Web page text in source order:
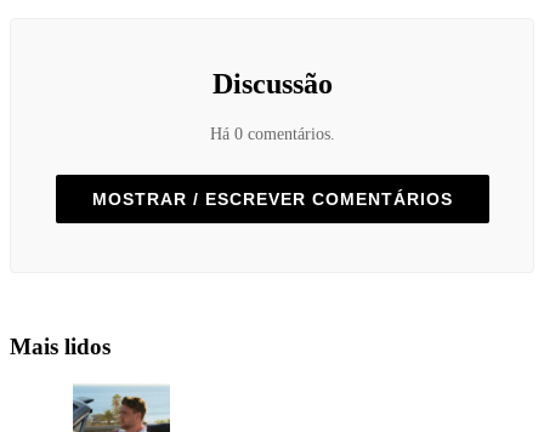
Discussão
Há 0 comentários.
MOSTRAR / ESCREVER COMENTÁRIOS
Mais lidos